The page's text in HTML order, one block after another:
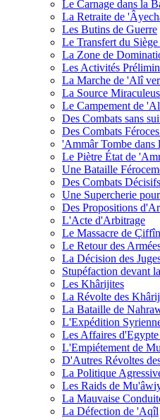
Le Carnage dans la
La Retraite de
Les Butins de Guerre
Le Transfert du
La Zone de
Les Activités
La Marche de 'Alî
La Source
Le Campement de
Des Combats sans
Des Combats
'Ammâr Tombe dans
Le Piètre État de
Une Bataille
Des Combats
Une Supercherie
Des Propositions
L'Acte d'Arbitrage
Le Massacre de Çiffîn
Le Retour des
La Décision des
Stupéfaction devant
Les Khârijites
La Révolte des
La Bataille de
L'Expédition
Les Affaires
L'Empiétement de
D'Autres Révoltes
La Politique
Les Raids de
La Mauvaise
La Défection de 'Aqîl